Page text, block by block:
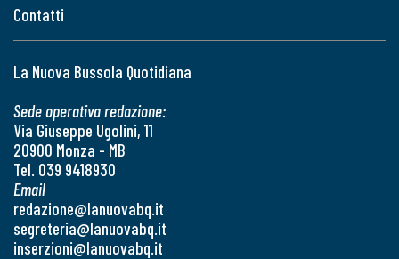
Contatti
La Nuova Bussola Quotidiana
Sede operativa redazione:
Via Giuseppe Ugolini, 11
20900 Monza - MB
Tel. 039 9418930
Email
redazione@lanuovabq.it
segreteria@lanuovabq.it
inserzioni@lanuovabq.it